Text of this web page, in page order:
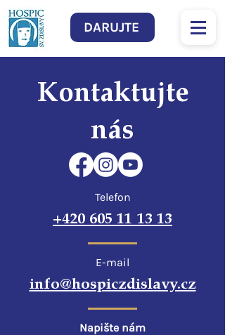
DARUJTE
Kontaktujte
nás
Telefon
+420 605 11 13 13
E-mail
info@hospiczdislavy.cz
Napište nám